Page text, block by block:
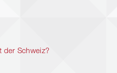
der Schweiz?